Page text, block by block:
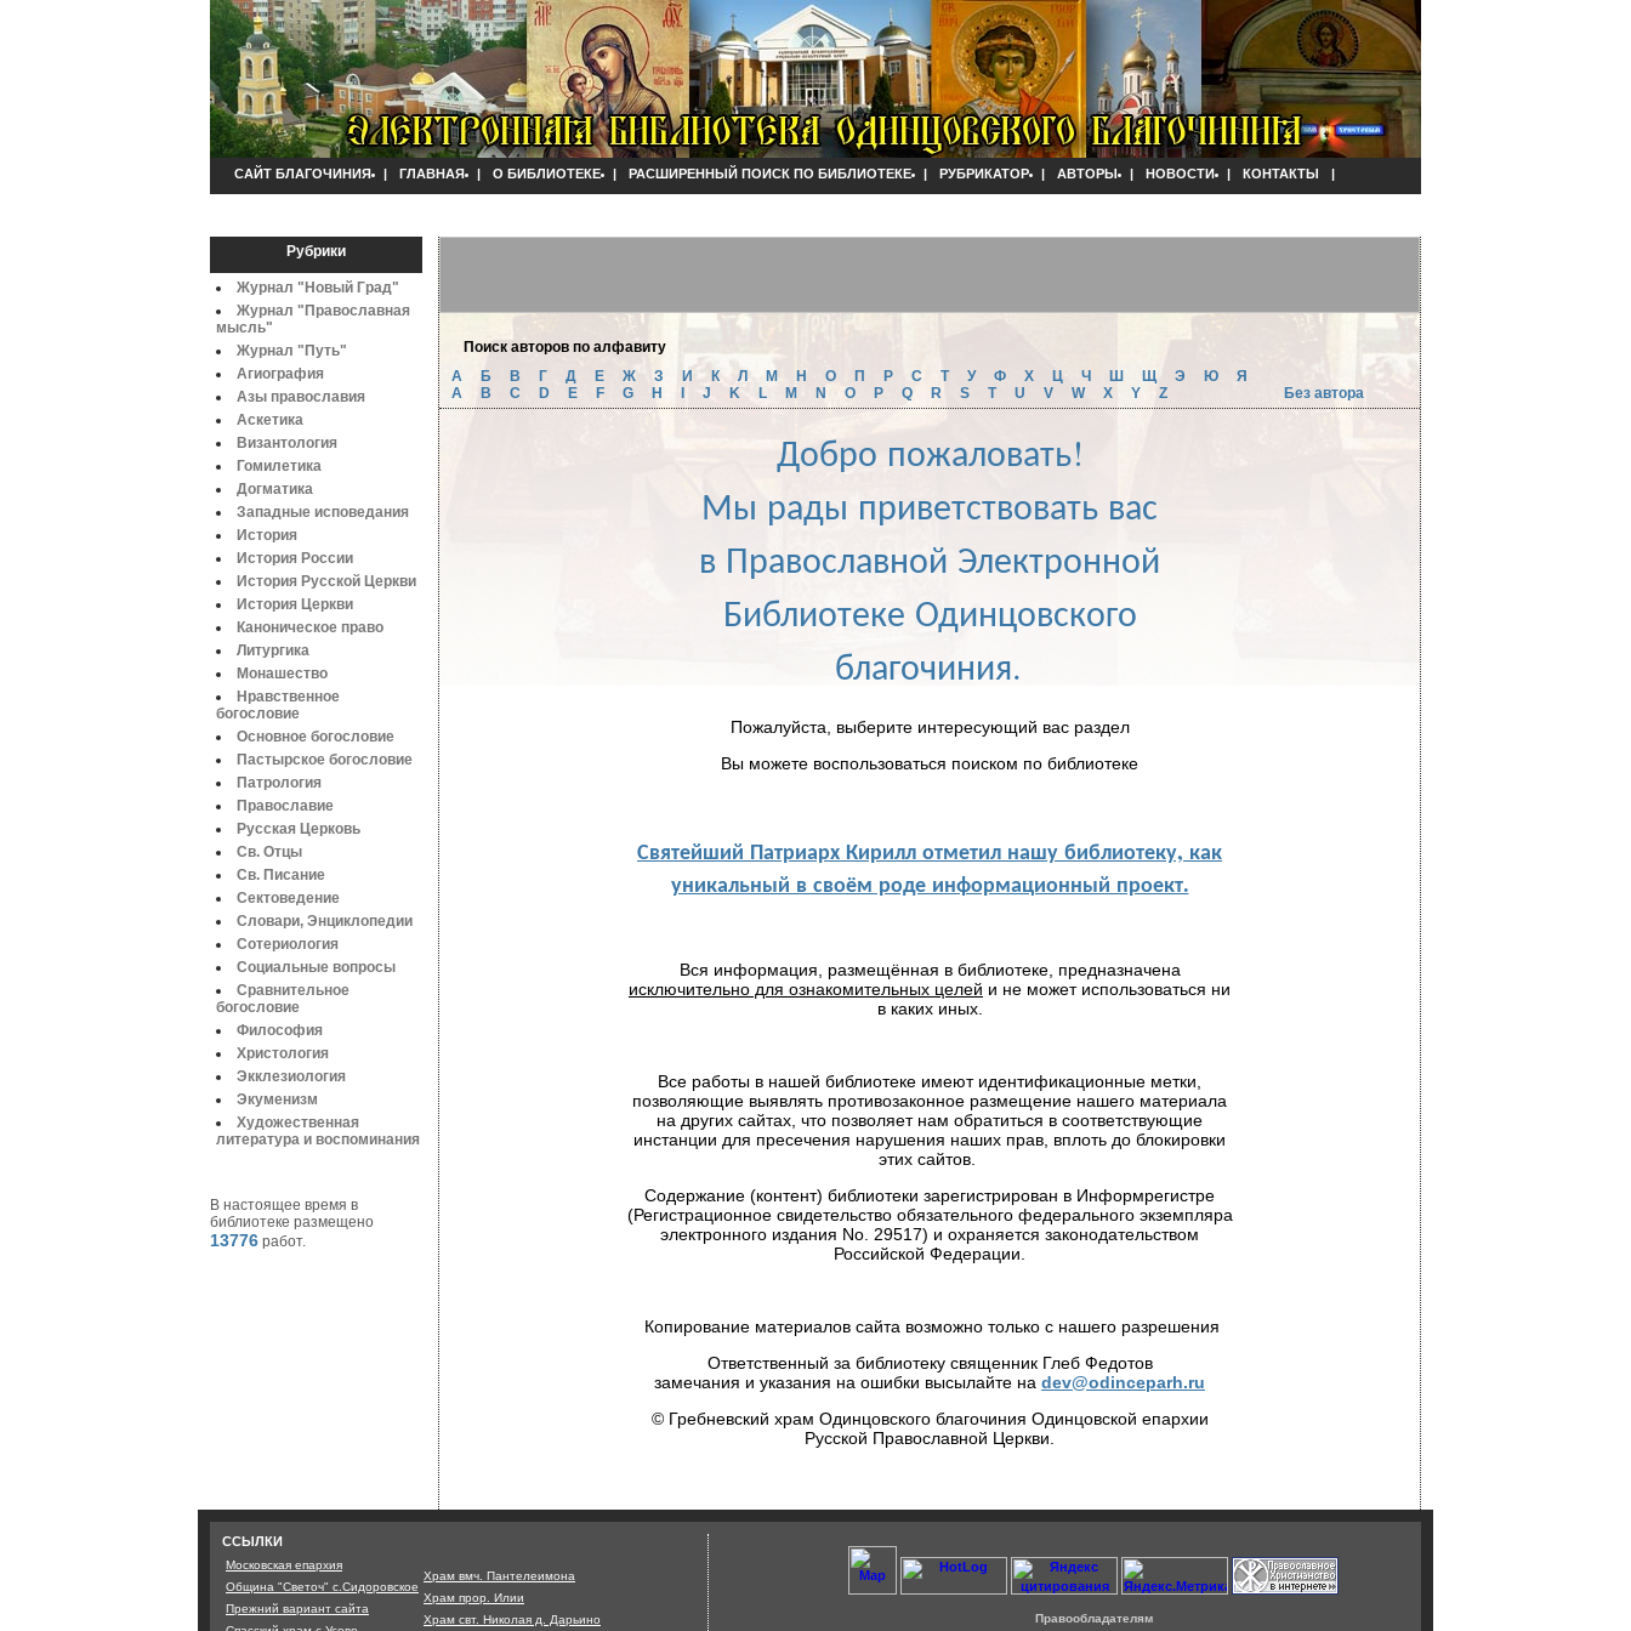
САЙТ БЛАГОЧИНИЯ | ГЛАВНАЯ | О БИБЛИОТЕКЕ | РАСШИРЕННЫЙ ПОИСК ПО БИБЛИОТЕКЕ | РУБРИКАТОР | АВТОРЫ | НОВОСТИ | КОНТАКТЫ |
Рубрики
Журнал "Новый Град"
Журнал "Православная
мысль"
Журнал "Путь"
Агиография
Азы православия
Аскетика
Византология
Гомилетика
Догматика
Западные исповедания
История
История России
История Русской Церкви
История Церкви
Каноническое право
Литургика
Монашество
Нравственное
богословие
Основное богословие
Пастырское богословие
Патрология
Православие
Русская Церковь
Св. Отцы
Св. Писание
Сектоведение
Словари, Энциклопедии
Сотериология
Социальные вопросы
Сравнительное
богословие
Философия
Христология
Экклезиология
Экуменизм
Художественная
литература и воспоминания
В настоящее время в
библиотеке размещено
13776 работ.
Поиск авторов по алфавиту
А
Б B Г Д Е Ж З И К Л М Н О П Р С Т У Ф Х Ц Ч Ш Щ Э Ю
Я
A
B C D E F G H J K L M N O P Q R S T U V W X Y Z Без автора
Добро пожаловать!
Мы рады приветствовать вас
в Православной Электронной
Библиотеке Одинцовского
благочиния.
Пожалуйста, выберите интересующий вас раздел
Вы можете воспользоваться поиском по библиотеке
Святейший Патриарх Кирилл отметил нашу библиотеку, как
уникальный в своём роде информационный проект.
Вся информация, размещённая в библиотеке, предназначена
исключительно для ознакомительных целей и не может использоваться ни
в каких иных.
Все работы в нашей библиотеке имеют идентификационные метки,
позволяющие выявлять противозаконное размещение нашего материала
на других сайтах, что позволяет нам обратиться в соответствующие
инстанции для пресечения нарушения наших прав, вплоть до блокировки
этих сайтов.
Содержание (контент) библиотеки зарегистрирован в Информрегистре
(Регистрационное свидетельство обязательного федерального экземпляра
электронного издания No. 29517) и охраняется законодательством
Российской Федерации.
Копирование материалов сайта возможно только с нашего разрешения
Ответственный за библиотеку священник Глеб Федотов
замечания и указания на ошибки высылайте на dev@odinceparh.ru
© Гребневский храм Одинцовского благочиния Одинцовской епархии
Русской Православной Церкви.
ССЫЛКИ
Московская епархия
Община "Светоч" с.Сидоровское
Прежний вариант сайта
Храм вмч. Пантелеимона
Храм прор. Илии
Храм свт. Николая д. Дарьино
Правообладателям